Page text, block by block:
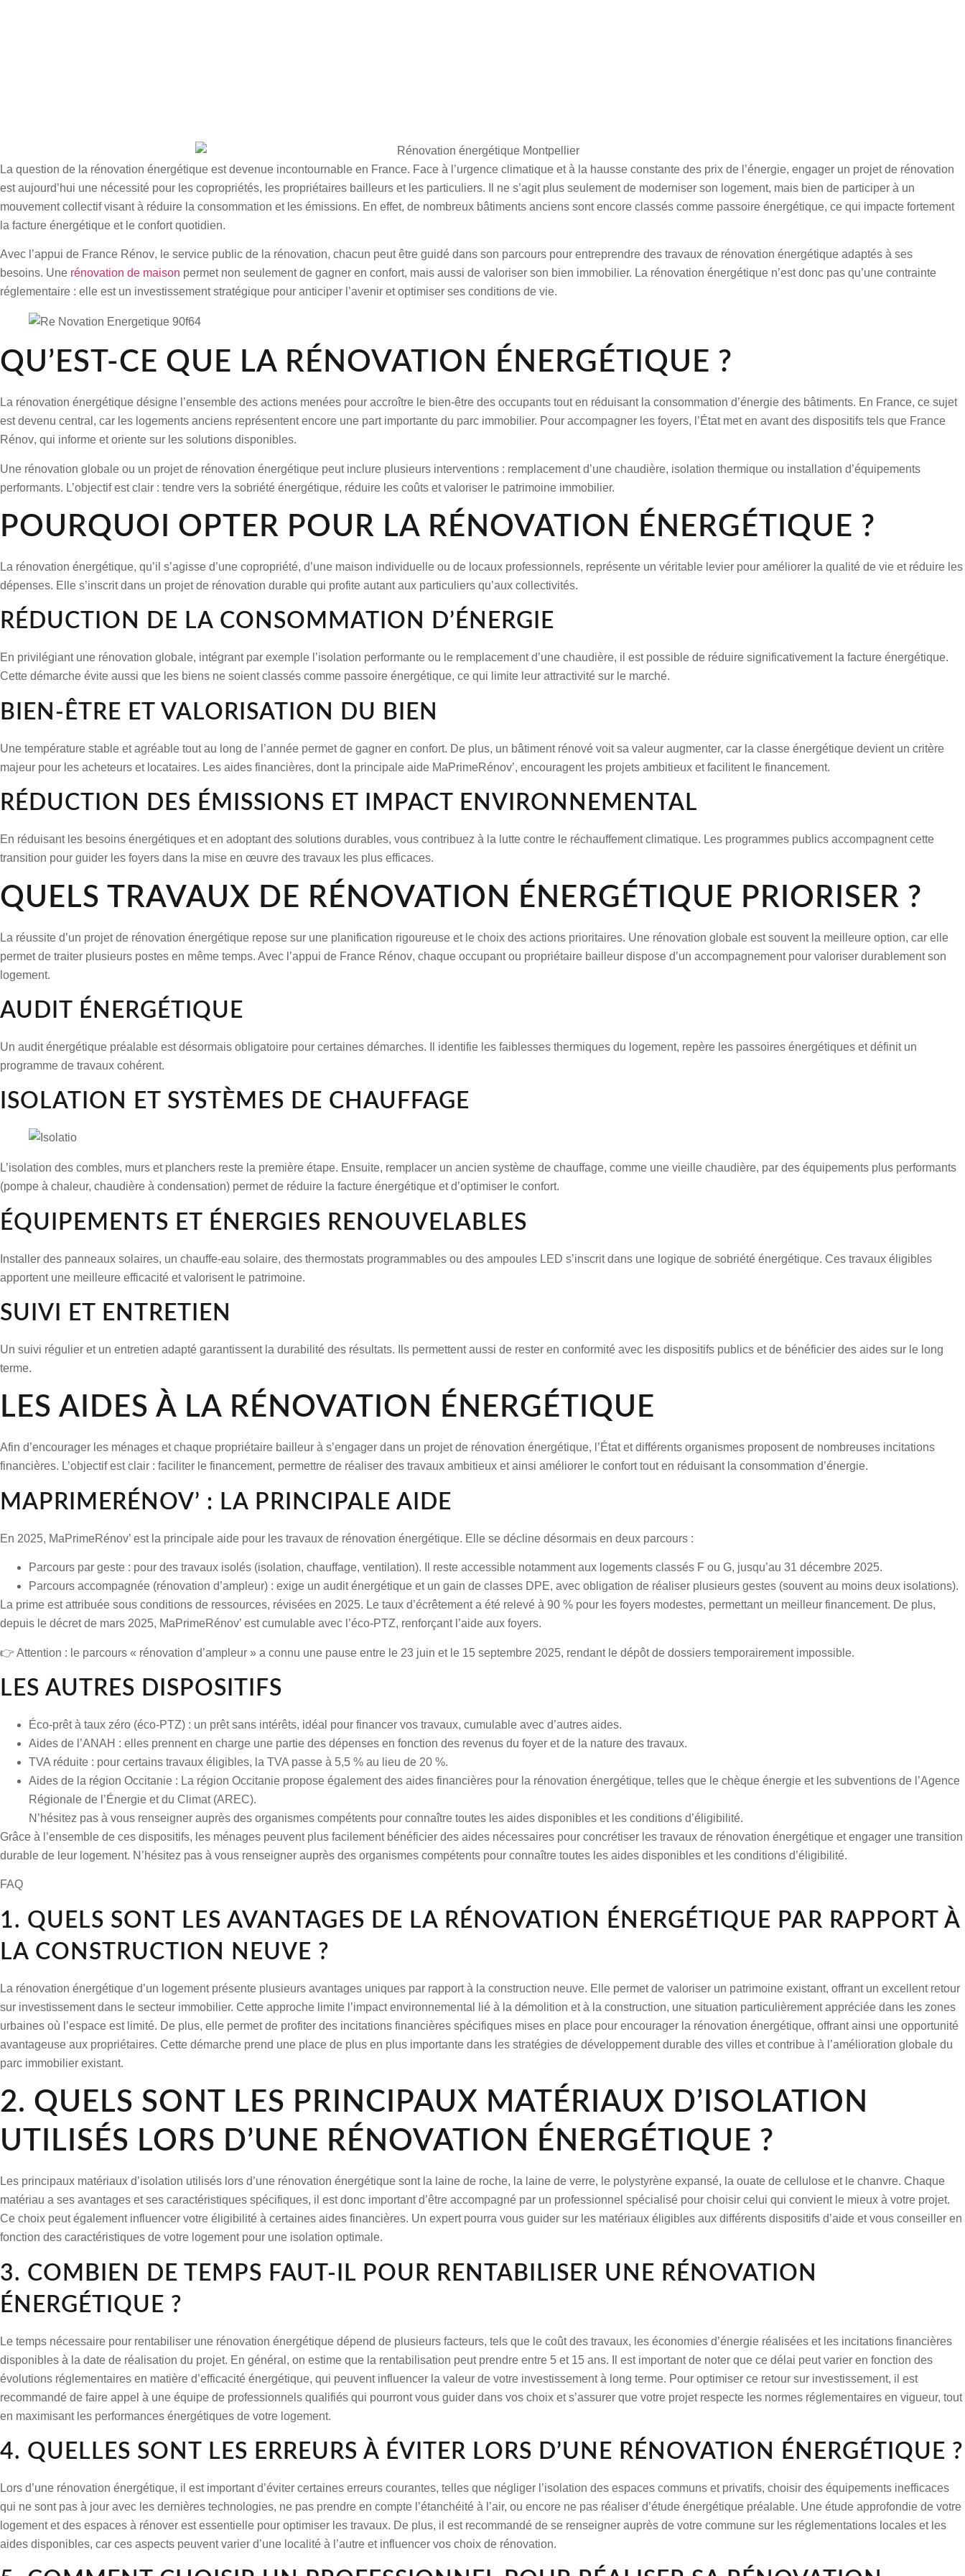
La question de la rénovation énergétique est devenue incontournable en France. Face à l’urgence climatique et à la hausse constante des prix de l’énergie, engager un projet de rénovation
est aujourd’hui une nécessité pour les copropriétés, les propriétaires bailleurs et les particuliers. Il ne s’agit plus seulement de moderniser son logement, mais bien de participer à un
mouvement collectif visant à réduire la consommation et les émissions. En effet, de nombreux bâtiments anciens sont encore classés comme passoire énergétique, ce qui impacte fortement
la facture énergétique et le confort quotidien.
Avec l’appui de France Rénov, le service public de la rénovation, chacun peut être guidé dans son parcours pour entreprendre des travaux de rénovation énergétique adaptés à ses
besoins. Une rénovation de maison permet non seulement de gagner en confort, mais aussi de valoriser son bien immobilier. La rénovation énergétique n’est donc pas qu’une contrainte
réglementaire : elle est un investissement stratégique pour anticiper l’avenir et optimiser ses conditions de vie.
QU’EST-CE QUE LA RÉNOVATION ÉNERGÉTIQUE ?
La rénovation énergétique désigne l’ensemble des actions menées pour accroître le bien-être des occupants tout en réduisant la consommation d’énergie des bâtiments. En France, ce sujet
est devenu central, car les logements anciens représentent encore une part importante du parc immobilier. Pour accompagner les foyers, l’État met en avant des dispositifs tels que France
Rénov, qui informe et oriente sur les solutions disponibles.
Une rénovation globale ou un projet de rénovation énergétique peut inclure plusieurs interventions : remplacement d’une chaudière, isolation thermique ou installation d’équipements
performants. L’objectif est clair : tendre vers la sobriété énergétique, réduire les coûts et valoriser le patrimoine immobilier.
POURQUOI OPTER POUR LA RÉNOVATION ÉNERGÉTIQUE ?
La rénovation énergétique, qu’il s’agisse d’une copropriété, d’une maison individuelle ou de locaux professionnels, représente un véritable levier pour améliorer la qualité de vie et réduire les
dépenses. Elle s’inscrit dans un projet de rénovation durable qui profite autant aux particuliers qu’aux collectivités.
RÉDUCTION DE LA CONSOMMATION D’ÉNERGIE
En privilégiant une rénovation globale, intégrant par exemple l’isolation performante ou le remplacement d’une chaudière, il est possible de réduire significativement la facture énergétique.
Cette démarche évite aussi que les biens ne soient classés comme passoire énergétique, ce qui limite leur attractivité sur le marché.
BIEN-ÊTRE ET VALORISATION DU BIEN
Une température stable et agréable tout au long de l’année permet de gagner en confort. De plus, un bâtiment rénové voit sa valeur augmenter, car la classe énergétique devient un critère
majeur pour les acheteurs et locataires. Les aides financières, dont la principale aide MaPrimeRénov’, encouragent les projets ambitieux et facilitent le financement.
RÉDUCTION DES ÉMISSIONS ET IMPACT ENVIRONNEMENTAL
En réduisant les besoins énergétiques et en adoptant des solutions durables, vous contribuez à la lutte contre le réchauffement climatique. Les programmes publics accompagnent cette
transition pour guider les foyers dans la mise en œuvre des travaux les plus efficaces.
QUELS TRAVAUX DE RÉNOVATION ÉNERGÉTIQUE PRIORISER ?
La réussite d’un projet de rénovation énergétique repose sur une planification rigoureuse et le choix des actions prioritaires. Une rénovation globale est souvent la meilleure option, car elle
permet de traiter plusieurs postes en même temps. Avec l’appui de France Rénov, chaque occupantou propriétaire bailleur dispose d’un accompagnement pour valoriser durablement son
logement.
AUDIT ÉNERGÉTIQUE
Un audit énergétique préalable est désormais obligatoire pour certaines démarches. Il identifie les faiblesses thermiques du logement, repère les passoires énergétiques et définit un
programme de travaux cohérent.
ISOLATION ET SYSTÈMES DE CHAUFFAGE
L’isolation des combles, murs et planchers reste la première étape. Ensuite, remplacer un ancien système de chauffage, comme une vieille chaudière, par des équipements plus performants
(pompe à chaleur, chaudière à condensation) permet de réduire la facture énergétique et d’optimiser le confort.
ÉQUIPEMENTS ET ÉNERGIES RENOUVELABLES
Installer des panneaux solaires, un chauffe-eau solaire, des thermostats programmables ou des ampoules LED s’inscrit dans une logique de sobriété énergétique. Ces travaux éligibles
apportent une meilleure efficacité et valorisent le patrimoine.
SUIVI ET ENTRETIEN
Un suivi régulier et un entretien adapté garantissent la durabilité des résultats. Ils permettent aussi de rester en conformité avec les dispositifs publics et de bénéficier des aides sur le long
terme.
LES AIDES À LA RÉNOVATION ÉNERGÉTIQUE
Afin d’encourager les ménages et chaque propriétaire bailleur à s’engager dans un projet de rénovation énergétique, l’État et différents organismes proposent de nombreuses incitations
financières. L’objectif est clair : faciliter le financement, permettre de réaliser des travaux ambitieux et ainsi améliorer le conforttout en réduisant la consommation d’énergie.
MAPRIMERÉNOV’ : LA PRINCIPALE AIDE
En 2025, MaPrimeRénov’ est la principale aide pour les travaux de rénovation énergétique. Elle se décline désormais en deux parcours :
Parcours par geste : pour des travaux isolés (isolation, chauffage, ventilation). Il reste accessible notamment aux logements classés F ou G, jusqu’au 31 décembre 2025.
Parcours accompagnée (rénovation d’ampleur) : exige un audit énergétique et un gain de classes DPE, avec obligation de réaliser plusieurs gestes (souvent au moins deux isolations).
La prime est attribuée sous conditions de ressources, révisées en 2025. Le taux d’écrêtementa été relevé à 90 % pour les foyers modestes, permettant un meilleur financement. De plus,
depuis le décret de mars 2025, MaPrimeRénov’ estcumulable avec l’éco-PTZ, renforçant l’aide aux foyers.
👉 Attention : le parcours « rénovation d’ampleur » a connu une pause entre le 23 juin et le 15 septembre 2025, rendant le dépôt de dossiers temporairement impossible.
LES AUTRES DISPOSITIFS
Éco-prêt à taux zéro (éco-PTZ) : un prêt sans intérêts, idéal pour financer vos travaux, cumulable avec d’autres aides.
Aides de l’ANAH : elles prennent en charge une partie des dépenses en fonction des revenus du foyer et de la nature des travaux.
TVA réduite : pour certains travaux éligibles, la TVA passe à 5,5 % au lieu de 20 %.
Aides de la région Occitanie : La région Occitanie propose également des aides financières pour la rénovation énergétique, telles que le chèque énergie et les subventions de l’Agence
Régionale de l’Énergie et du Climat (AREC).
N’hésitez pas à vous renseigner auprès des organismes compétents pour connaître toutes les aides disponibles et les conditions d’éligibilité.
Grâce à l’ensemble de ces dispositifs, les ménages peuvent plus facilement bénéficier des aides nécessaires pour concrétiser les travaux de rénovation énergétique et engager une transition
durable de leur logement. N’hésitez pas à vous renseigner auprès des organismes compétents pour connaître toutes les aides disponibles et les conditions d’éligibilité.
FAQ
1. QUELS SONT LES AVANTAGES DE LA RÉNOVATION ÉNERGÉTIQUE PAR RAPPORT À
LA CONSTRUCTION NEUVE ?
La rénovation énergétique d’un logement présente plusieurs avantages uniques par rapport à la construction neuve. Elle permet de valoriser un patrimoine existant, offrant un excellent retour
sur investissement dans le secteur immobilier. Cette approche limite l’impact environnemental lié à la démolition et à la construction, une situation particulièrement appréciée dans les zones
urbaines où l’espace est limité. De plus, elle permet de profiter des incitations financières spécifiques mises en place pour encourager la rénovation énergétique, offrant ainsi une opportunité
avantageuse aux propriétaires. Cette démarche prend une place de plus en plus importante dans les stratégies de développement durable des villes et contribue à l’amélioration globale du
parc immobilier existant.
2. QUELS SONT LES PRINCIPAUX MATÉRIAUX D’ISOLATION
UTILISÉS LORS D’UNE RÉNOVATION ÉNERGÉTIQUE ?
Les principaux matériaux d’isolation utilisés lors d’une rénovation énergétique sont la laine de roche, la laine de verre, le polystyrène expansé, la ouate de cellulose et le chanvre. Chaque
matériau a ses avantages et ses caractéristiques spécifiques, il est donc important d’être accompagné par un professionnel spécialisé pour choisir celui qui convient le mieux à votre projet.
Ce choix peut également influencer votre éligibilité à certaines aides financières. Un expert pourra vous guider sur les matériaux éligibles aux différents dispositifs d’aide et vous conseiller en
fonction des caractéristiques de votre logement pour une isolation optimale.
3. COMBIEN DE TEMPS FAUT-IL POUR RENTABILISER UNE RÉNOVATION
ÉNERGÉTIQUE ?
Le temps nécessaire pour rentabiliser une rénovation énergétique dépend de plusieurs facteurs, tels que le coût des travaux, les économies d’énergie réalisées et les incitations financières
disponibles à la date de réalisation du projet. En général, on estime que la rentabilisation peut prendre entre 5 et 15 ans. Il est important de noter que ce délai peut varier en fonction des
évolutions réglementaires en matière d’efficacité énergétique, qui peuvent influencer la valeur de votre investissement à long terme. Pour optimiser ce retour sur investissement, il est
recommandé de faire appel à une équipe de professionnels qualifiés qui pourront vous guider dans vos choix et s’assurer que votre projet respecte les normes réglementaires en vigueur, tout
en maximisant les performances énergétiques de votre logement.
4. QUELLES SONT LES ERREURS À ÉVITER LORS D’UNE RÉNOVATION ÉNERGÉTIQUE ?
Lors d’une rénovation énergétique, il est important d’éviter certaines erreurs courantes, telles que négliger l’isolation des espaces communs et privatifs, choisir des équipements inefficaces
qui ne sont pas à jour avec les dernières technologies, ne pas prendre en compte l’étanchéité à l’air, ou encore ne pas réaliser d’étude énergétique préalable. Une étude approfondie de votre
logement et des espaces à rénover est essentielle pour optimiser les travaux. De plus, il est recommandé de se renseigner auprès de votre commune sur les réglementations locales et les
aides disponibles, car ces aspects peuvent varier d’une localité à l’autre et influencer vos choix de rénovation.